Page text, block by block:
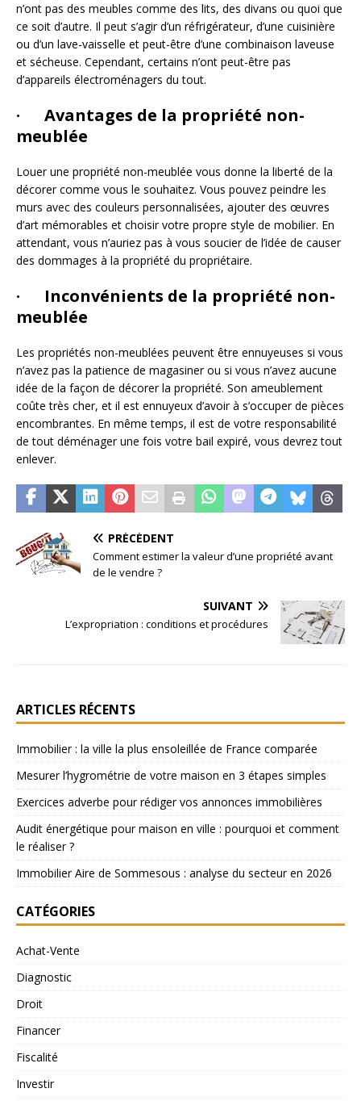
n’ont pas des meubles comme des lits, des divans ou quoi que
ce soit d’autre. Il peut s’agir d’un réfrigérateur, d’une cuisinière
ou d’un lave-vaisselle et peut-être d’une combinaison laveuse
et sécheuse. Cependant, certains n’ont peut-être pas
d’appareils électroménagers du tout.
· Avantages de la propriété non-
meublée
Louer une propriété non-meublée vous donne la liberté de la
décorer comme vous le souhaitez. Vous pouvez peindre les
murs avec des couleurs personnalisées, ajouter des œuvres
d’art mémorables et choisir votre propre style de mobilier. En
attendant, vous n’auriez pas à vous soucier de l’idée de causer
des dommages à la propriété du propriétaire.
· Inconvénients de la propriété non-
meublée
Les propriétés non-meublées peuvent être ennuyeuses si vous
n’avez pas la patience de magasiner ou si vous n’avez aucune
idée de la façon de décorer la propriété. Son ameublement
coûte très cher, et il est ennuyeux d’avoir à s’occuper de pièces
encombrantes. En même temps, il est de votre responsabilité
de tout déménager une fois votre bail expiré, vous devrez tout
enlever.
PRÉCÉDENT
Comment estimer la valeur d’une propriété avant
de le vendre ?
SUIVANT
L’expropriation : conditions et procédures
ARTICLES RÉCENTS
Immobilier : la ville la plus ensoleillée de France comparée
Mesurer l’hygrométrie de votre maison en 3 étapes simples
Exercices adverbe pour rédiger vos annonces immobilières
Audit énergétique pour maison en ville : pourquoi et comment
le réaliser ?
Immobilier Aire de Sommesous : analyse du secteur en 2026
CATÉGORIES
Achat-Vente
Diagnostic
Droit
Financer
Fiscalité
Investir